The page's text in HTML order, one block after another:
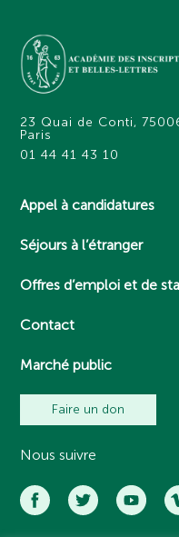
23 Quai de Conti,
Paris
01 44 41 43 10
Appel à candidatures
Séjours à l’étranger
Offres d’emploi et de
Contact
Marché public
Faire un don
Nous suivre